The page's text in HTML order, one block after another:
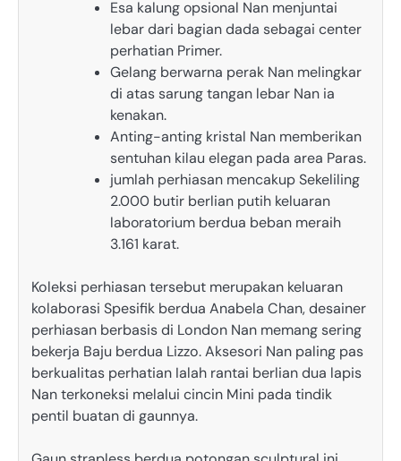
Esa kalung opsional Nan menjuntai
lebar dari bagian dada sebagai center
perhatian Primer.
Gelang berwarna perak Nan melingkar
di atas sarung tangan lebar Nan ia
kenakan.
Anting-anting kristal Nan memberikan
sentuhan kilau elegan pada area Paras.
jumlah perhiasan mencakup Sekeliling
2.000 butir berlian putih keluaran
laboratorium berdua beban meraih
3.161 karat.
Koleksi perhiasan tersebut merupakan keluaran
kolaborasi Spesifik berdua Anabela Chan, desainer
perhiasan berbasis di London Nan memang sering
bekerja Baju berdua Lizzo. Aksesori Nan paling pas
berkualitas perhatian Ialah rantai berlian dua lapis
Nan terkoneksi melalui cincin Mini pada tindik
pentil buatan di gaunnya.